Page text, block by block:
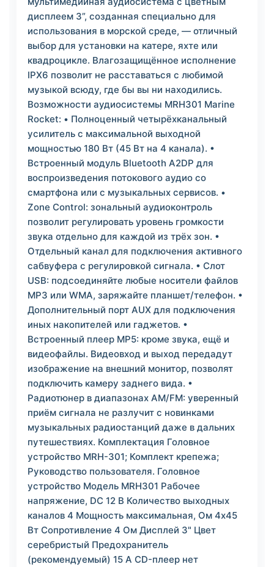
дисплеем 3”, созданная специально для
использования в морской среде, — отличный
выбор для установки на катере, яхте или
квадроцикле. Влагозащищённое исполнение
IPX6 позволит не расставаться с любимой
музыкой всюду, где бы вы ни находились.
Возможности аудиосистемы MRH301 Marine
Rocket: • Полноценный четырёхканальный
усилитель с максимальной выходной
мощностью 180 Вт (45 Вт на 4 канала). •
Встроенный модуль Bluetooth A2DP для
воспроизведения потокового аудио со
смартфона или с музыкальных сервисов. •
Zone Control: зональный аудиоконтроль
позволит регулировать уровень громкости
звука отдельно для каждой из трёх зон. •
Отдельный канал для подключения активного
сабвуфера с регулировкой сигнала. • Слот
USB: подсоединяйте любые носители файлов
MP3 или WMA, заряжайте планшет/телефон. •
Дополнительный порт AUX для подключения
иных накопителей или гаджетов. •
Встроенный плеер MP5: кроме звука, ещё и
видеофайлы. Видеовход и выход передадут
изображение на внешний монитор, позволят
подключить камеру заднего вида. •
Радиотюнер в диапазонах AM/FM: уверенный
приём сигнала не разлучит с новинками
музыкальных радиостанций даже в дальних
путешествиях. Комплектация Головное
устройство MRH-301; Комплект крепежа;
Руководство пользователя. Головное
устройство Модель MRH301 Рабочее
напряжение, DC 12 В Количество выходных
каналов 4 Мощность максимальная, Ом 4х45
Вт Сопротивление 4 Ом Дисплей 3" Цвет
серебристый Предохранитель
(рекомендуемый) 15 А CD-плеер нет